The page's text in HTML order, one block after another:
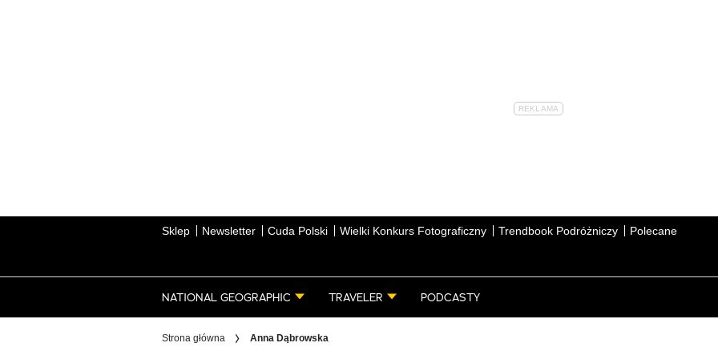
Sklep Newsletter Cuda Polski Wielki Konkurs Fotograficzny Trendbook Podróżniczy Polecane
NATIONAL GEOGRAPHIC TRAVELER PODCASTY
Strona główna Anna Dąbrowska